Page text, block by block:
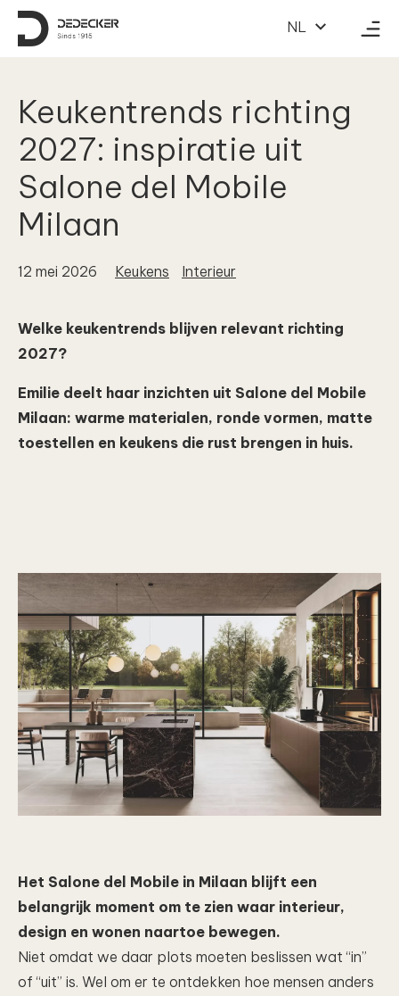
Naar inhoud
NL
Keukentrends richting
2027: inspiratie uit
Salone del Mobile
Milaan
12 mei 2026 Keukens Interieur
Welke keukentrends blijven relevant richting
2027?
Emilie deelt haar inzichten uit Salone del Mobile
Milaan: warme materialen, ronde vormen, matte
toestellen en keukens die rust brengen in huis.
Het Salone del Mobile in Milaan blijft een
belangrijk moment om te zien waar interieur,
design en wonen naartoe bewegen.
Niet omdat we daar plots moeten beslissen wat “in”
of “uit” is. Wel om er te ontdekken hoe mensen anders